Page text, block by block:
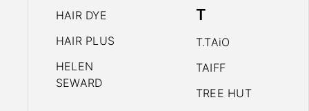
HAIR DYE
HAIR PLUS
HELEN
SEWARD
T
T.TAiO
TAIFF
TREE HUT